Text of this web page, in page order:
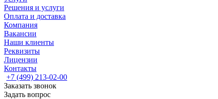
Решения и услуги
Оплата и доставка
Компания
Вакансии
Наши клиенты
Реквизиты
Лицензии
Контакты
+7 (499) 213-02-00
Заказать звонок
Задать вопрос